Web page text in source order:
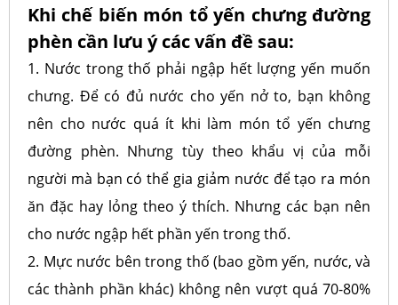
Khi chế biến món tổ yến chưng đường
phèn cần lưu ý các vấn đề sau:
1. Nước trong thố phải ngập hết lượng yến muốn
chưng. Để có đủ nước cho yến nở to, bạn không
nên cho nước quá ít khi làm món tổ yến chưng
đường phèn. Nhưng tùy theo khẩu vị của mỗi
người mà bạn có thể gia giảm nước để tạo ra món
ăn đặc hay lỏng theo ý thích. Nhưng các bạn nên
cho nước ngập hết phần yến trong thố.
2. Mực nước bên trong thố (bao gồm yến, nước, và
các thành phần khác) không nên vượt quá 70-80%